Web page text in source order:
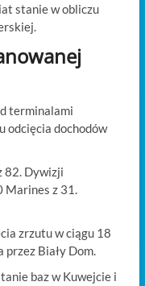
stanie w obliczu
terminalami
odcięcia dochodów
82. Dywizji
Marines z 31.
zrzutu w ciągu 18
Biały Dom.
baz w Kuwejcie i